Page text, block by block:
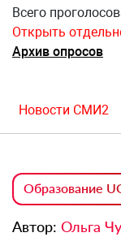
Всего
Открыть
Архив опросов
Новости СМИ2
Образование
Автор: Ольга